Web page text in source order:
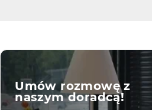
Umów rozmowę z
naszym doradcą!